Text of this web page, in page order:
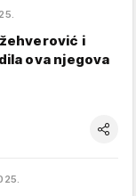
i
ova njegova